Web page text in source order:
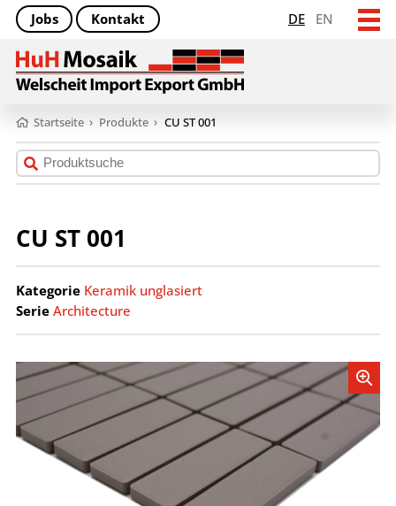
DE EN
Jobs Kontakt
Startseite › Produkte › CU ST 001
CU ST 001
Kategorie Keramik unglasiert
Serie Architecture